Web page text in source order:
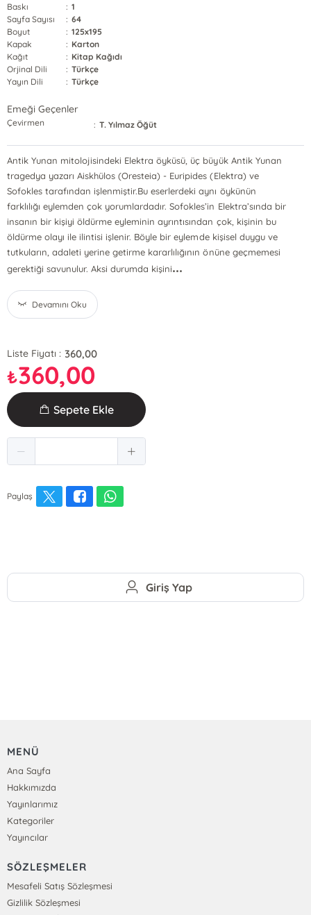
Baskı
: 1
Sayfa Sayısı
: 64
Boyut
: 125x195
Kapak
: Karton
Kağıt
: Kitap Kağıdı
Orjinal Dili
: Türkçe
Yayın Dili
: Türkçe
Emeği Geçenler
Çevirmen : T. Yılmaz Öğüt
Antik Yunan mitolojisindeki Elektra öyküsü, üç büyük Antik Yunan
tragedya yazarı Aiskhülos (Oresteia) - Euripides (Elektra) ve
Sofokles tarafından işlenmiştir.Bu eserlerdeki aynı öykünün
farklılığı eylemden çok yorumlardadır. Sofokles’in Elektra’sında bir
insanın bir kişiyi öldürme eyleminin ayrıntısından çok, kişinin bu
öldürme olayı ile ilintisi işlenir. Böyle bir eylemde kişisel duygu ve
tutkuların, adaleti yerine getirme kararlılığının önüne geçmemesi
gerektiği savunulur. Aksi durumda kişini...
Devamını Oku
Liste Fiyatı : 360,00
₺360,00
Sepete Ekle
Paylaş
Giriş Yap
MENÜ
Ana Sayfa
Hakkımızda
Yayınlarımız
Kategoriler
Yayıncılar
SÖZLEŞMELER
Mesafeli Satış Sözleşmesi
Gizlilik Sözleşmesi